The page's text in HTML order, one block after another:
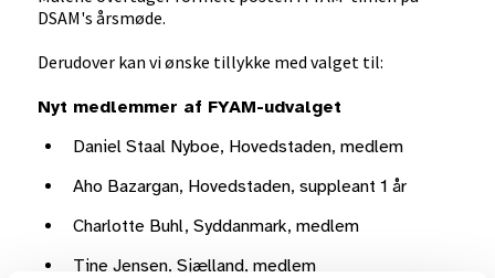
DSAM's årsmøde.
Derudover kan vi ønske tillykke med valget til:
Nyt medlemmer af FYAM-udvalget
Daniel Staal Nyboe, Hovedstaden, medlem
Aho Bazargan, Hovedstaden, suppleant 1 år
Charlotte Buhl, Syddanmark, medlem
Tine Jensen, Sjælland, medlem